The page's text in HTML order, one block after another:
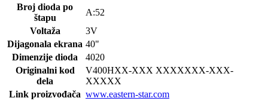
Broj dioda po
štapu
A:52
Voltaža
3V
Dijagonala ekrana 40"
Dimenzije dioda
4020
Originalni kod
dela
V400HXX-XXX XXXXXXX-XXX-
XXXXX
Link proizvođača www.eastern-star.com